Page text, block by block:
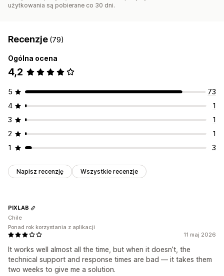
użytkowania są pobierane co 30 dni.
Recenzje (79)
Ogólna ocena
4,2
5
73
4
1
3
1
2
1
1
3
Napisz recenzję Wszystkie recenzje
11 maj 2026
It works well almost all the time, but when it doesn’t, the
technical support and response times are bad — it takes them
two weeks to give me a solution.
PIXLAB
Chile
Ponad rok korzystania z aplikacji